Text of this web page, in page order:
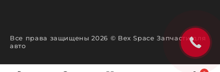
Все права защищены 2026 © Bex Space Запчасти для
авто